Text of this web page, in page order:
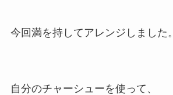
今回満を持してアレンジしました。
自分のチャーシューを使って、